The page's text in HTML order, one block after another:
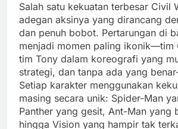
Salah satu kekuatan terbesar Civil
adegan aksinya yang dirancang
dan penuh bobot. Pertarungan di
menjadi momen paling ikonik—tim
tim Tony dalam koreografi yang
strategi, dan tanpa ada yang
Setiap karakter menggunakan
masing secara unik: Spider-Man
Panther yang gesit, Ant-Man yang
hingga Vision yang hampir tak